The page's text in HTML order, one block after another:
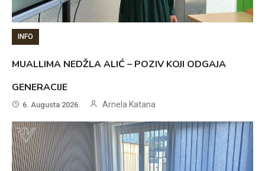
INFO
MUALLIMA NEDŽLA ALIĆ – POZIV KOJI ODGAJA
GENERACIJE
6. Augusta 2026. Arnela Katana